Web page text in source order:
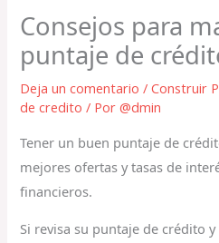
Consejos para
puntaje de
Deja un comentario /Construir
de credito / Por@dmin
Tener un buen puntaje de
mejores ofertas y tasas de
financieros.
Si revisa su puntaje de crédito